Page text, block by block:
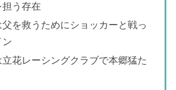
う存在
を救うためにショッカーと戦っ
ン
花レーシングクラブで本郷猛た